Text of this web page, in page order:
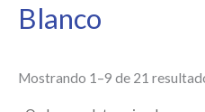
Blanco
Mostrando 1–9 de 21